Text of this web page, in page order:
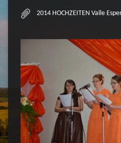
2014 HOCHZEITEN Valle